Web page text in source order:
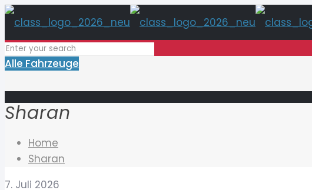
Alle Fahrzeuge
Sharan
Home
Sharan
7. Juli 2026